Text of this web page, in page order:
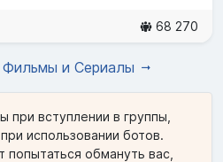
68 270
Фильмы и Сериалы
при вступлении в группы,
использовании ботов.
обмануть вас,